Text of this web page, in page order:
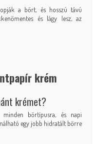
a bőrt, és hosszú távú
és lágy lesz, az
krém
krémet?
minden bőrtípusra, és napi
egy jobb hidratált bőrre